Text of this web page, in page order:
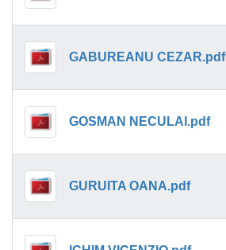
GABUREANU CEZAR.pdf
GOSMAN NECULAI.pdf
GURUITA OANA.pdf